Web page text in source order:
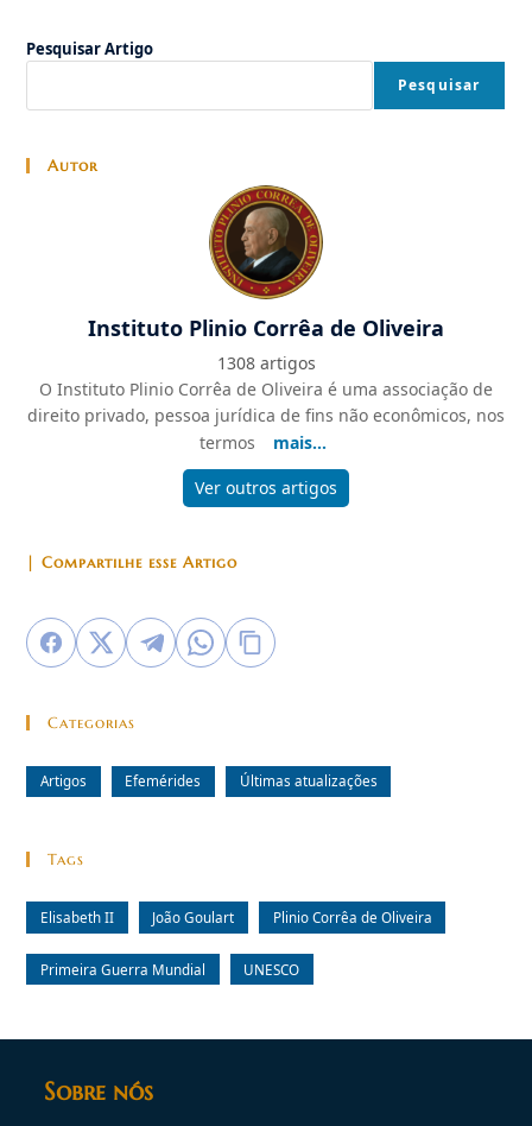
Pesquisar Artigo
Pesquisar
Autor
Instituto Plinio Corrêa de Oliveira
1308 artigos
O Instituto Plinio Corrêa de Oliveira é uma associação de
direito privado, pessoa jurídica de fins não econômicos, nos
termos
mais...
Ver outros artigos
| Compartilhe esse Artigo
Categorias
Artigos Efemérides Últimas atualizações
Tags
Elisabeth II João Goulart Plinio Corrêa de Oliveira
Primeira Guerra Mundial UNESCO
Sobre nós